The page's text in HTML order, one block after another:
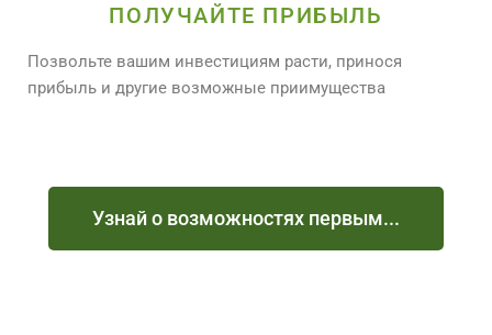
ПОЛУЧАЙТЕ ПРИБЫЛЬ
Позвольте вашим инвестициям расти, принося
прибыль и другие возможные приимущества
Узнай о возможностях первым...